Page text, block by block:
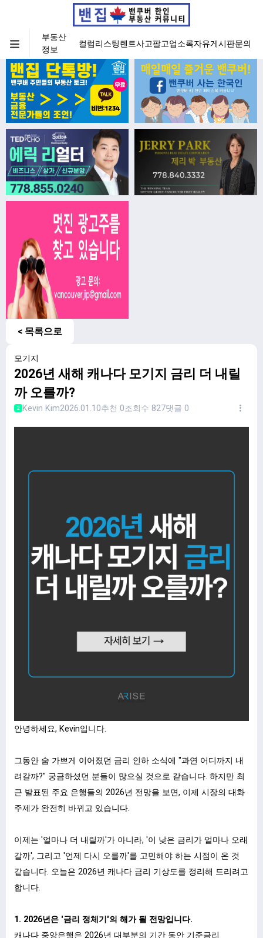
부동산
정보
컬럼리스팅렌트사고팔고업소록자유게시판문의
< 목록으로
모기지
2026년 새해 캐나다 모기지 금리 더 내릴
까 오를까?
2 Kevin Kim2026.01.10추천 0조회수 827댓글 0
안녕하세요, Kevin입니다.
그동안 숨 가쁘게 이어졌던 금리 인하 소식에 "과연 어디까지 내
려갈까?" 궁금하셨던 분들이 많으실 것으로 같습니다. 하지만 최
근 발표된 주요 은행들의 2026년 전망을 보면, 이제 시장의 대화
주제가 완전히 바뀌고 있습니다.
이제는 '얼마나 더 내릴까'가 아니라, '이 낮은 금리가 얼마나 오래
갈까', 그리고 '언제 다시 오를까'를 고민해야 하는 시점이 온 것
같습니다. 오늘은 2026년 캐나다 금리 기상도를 정리해 드리려고
합니다.
1. 2026년은 '금리 정체기'의 해가 될 전망입니다.
캐나다 중앙은행은 2026년 대부분의 기간 동안 기준금리